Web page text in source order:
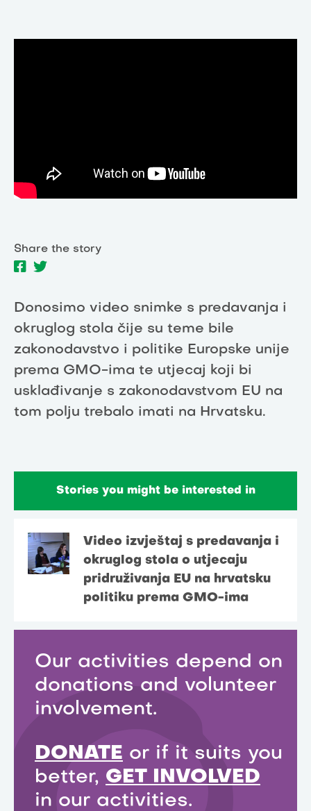
Share the story
Donosimo video snimke s predavanja i
okruglog stola čije su teme bile
zakonodavstvo i politike Europske unije
prema GMO-ima te utjecaj koji bi
usklađivanje s zakonodavstvom EU na
tom polju trebalo imati na Hrvatsku.
Stories you might be interested in
Video izvještaj s predavanja i
okruglog stola o utjecaju
pridruživanja EU na hrvatsku
politiku prema GMO-ima
Our activities depend on
donations and volunteer
involvement.
DONATE or if it suits you
better, GET INVOLVED
in our activities.